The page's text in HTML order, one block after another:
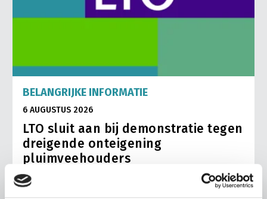
BELANGRIJKE INFORMATIE
6 AUGUSTUS 2026
LTO sluit aan bij demonstratie tegen
dreigende onteigening
pluimveehouders
ZLTO, LLTB, LTO Noord en LTO Nederland roepen hun
leden op om op vrijdagochtend 14 augustus massaal naar